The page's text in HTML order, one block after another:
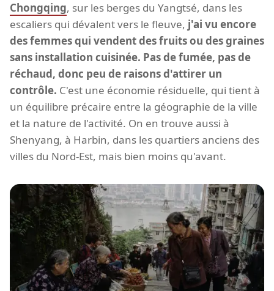
Chongqing, sur les berges du Yangtsé, dans les
escaliers qui dévalent vers le fleuve, j'ai vu encore
des femmes qui vendent des fruits ou des graines
sans installation cuisinée. Pas de fumée, pas de
réchaud, donc peu de raisons d'attirer un
contrôle. C'est une économie résiduelle, qui tient à
un équilibre précaire entre la géographie de la ville
et la nature de l'activité. On en trouve aussi à
Shenyang, à Harbin, dans les quartiers anciens des
villes du Nord-Est, mais bien moins qu'avant.